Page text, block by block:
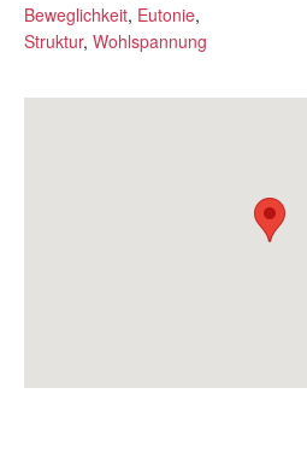
Beweglichkeit, Eutonie,
Struktur, Wohlspannung